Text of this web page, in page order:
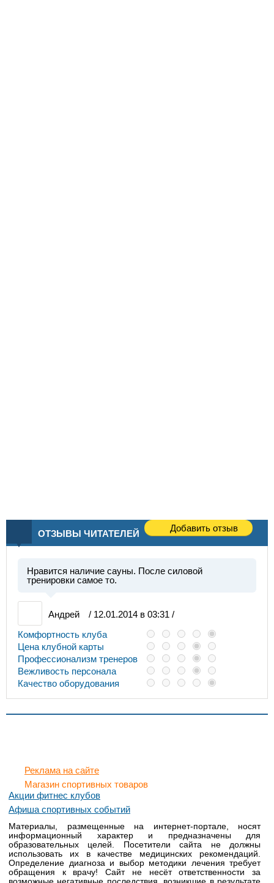
ОТЗЫВЫ ЧИТАТЕЛЕЙ
Добавить отзыв
Нравится наличие сауны. После силовой
тренировки самое то.
Андрей
/ 12.01.2014 в 03:31 /
Комфортность клуба
Цена клубной карты
Профессионализм тренеров
Вежливость персонала
Качество оборудования
Реклама на сайте
Магазин спортивных товаров
Акции фитнес клубов
Афиша спортивных событий
Материалы, размещенные на интернет-портале, носят
информационный характер и предназначены для
образовательных целей. Посетители сайта не должны
использовать их в качестве медицинских рекомендаций.
Определение диагноза и выбор методики лечения требует
обращения к врачу! Сайт не несёт ответственности за
возможные негативные последствия, возникшие в результате